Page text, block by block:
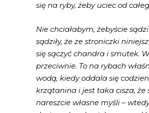
się na ryby, żeby uciec od
Nie chciałabym, żebyście
sądziły, że ze stroniczki
się sączyć chandra i smutek.
przeciwnie. To na rybach
wodą, kiedy oddala się
krzątanina i jest taka cisza, że
nareszcie własne myśli –